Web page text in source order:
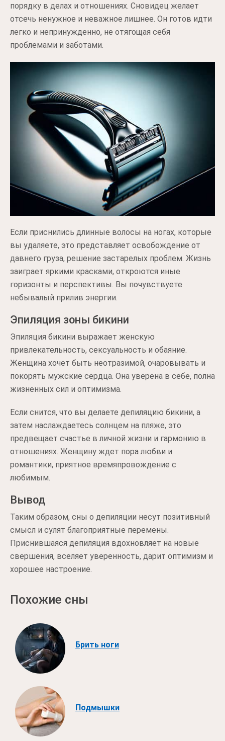
порядку в делах и отношениях. Сновидец желает
отсечь ненужное и неважное лишнее. Он готов идти
легко и непринужденно, не отягощая себя
проблемами и заботами.
Если приснились длинные волосы на ногах, которые
вы удаляете, это представляет освобождение от
давнего груза, решение застарелых проблем. Жизнь
заиграет яркими красками, откроются иные
горизонты и перспективы. Вы почувствуете
небывалый прилив энергии.
Эпиляция зоны бикини
Эпиляция бикини выражает женскую
привлекательность, сексуальность и обаяние.
Женщина хочет быть неотразимой, очаровывать и
покорять мужские сердца. Она уверена в себе, полна
жизненных сил и оптимизма.
Если снится, что вы делаете депиляцию бикини, а
затем наслаждаетесь солнцем на пляже, это
предвещает счастье в личной жизни и гармонию в
отношениях. Женщину ждет пора любви и
романтики, приятное времяпровождение с
любимым.
Вывод
Таким образом, сны о депиляции несут позитивный
смысл и сулят благоприятные перемены.
Приснившаяся депиляция вдохновляет на новые
свершения, вселяет уверенность, дарит оптимизм и
хорошее настроение.
Похожие сны
Брить ноги
Подмышки